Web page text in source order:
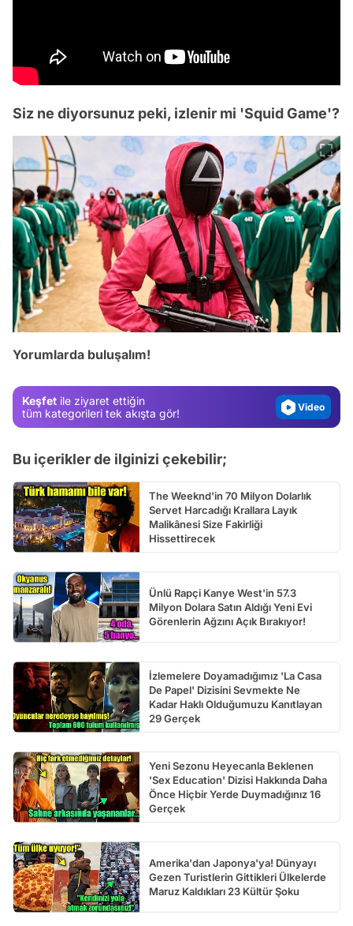
Siz ne diyorsunuz peki, izlenir mi 'Squid Game'?
Yorumlarda buluşalım!
Keşfet ile ziyaret ettiğin
tüm kategorileri tek akışta gör!
Video
Test
Video
Bu içerikler de ilginizi çekebilir;
The Weeknd'in 70 Milyon Dolarlık
Servet Harcadığı Krallara Layık
Malikânesi Size Fakirliği
Hissettirecek
Ünlü Rapçi Kanye West'in 57.3
Milyon Dolara Satın Aldığı Yeni Evi
Görenlerin Ağzını Açık Bırakıyor!
İzlemelere Doyamadığımız 'La Casa
De Papel' Dizisini Sevmekte Ne
Kadar Haklı Olduğumuzu Kanıtlayan
29 Gerçek
Yeni Sezonu Heyecanla Beklenen
'Sex Education' Dizisi Hakkında Daha
Önce Hiçbir Yerde Duymadığınız 16
Gerçek
Amerika'dan Japonya'ya! Dünyayı
Gezen Turistlerin Gittikleri Ülkelerde
Maruz Kaldıkları 23 Kültür Şoku